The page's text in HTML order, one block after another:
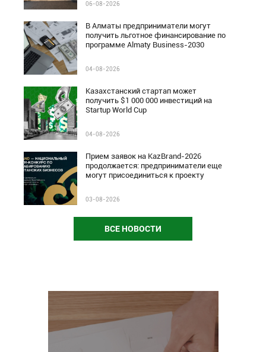
06-08-2026
В Алматы предприниматели могут
получить льготное финансирование по
программе Almaty Business-2030
04-08-2026
Казахстанский стартап может
получить $1 000 000 инвестиций на
Startup World Cup
04-08-2026
Прием заявок на KazBrand-2026
продолжается: предприниматели еще
могут присоединиться к проекту
03-08-2026
ВСЕ НОВОСТИ